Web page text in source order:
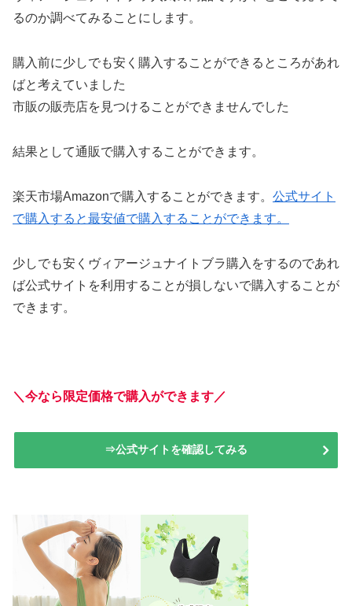
るのか調べてみることにします。
購入前に少しでも安く購入することができるところがあれ
ばと考えていました
市販の販売店を見つけることができませんでした
結果として通販で購入することができます。
楽天市場Amazonで購入することができます。 公式サイト
で購入すると最安値で購入することができます。
少しでも安くヴィアージュナイトブラ購入をするのであれ
ば公式サイトを利用することが損しないで購入することが
できます。
＼今なら限定価格で購入ができます／
⇒公式サイトを確認してみる